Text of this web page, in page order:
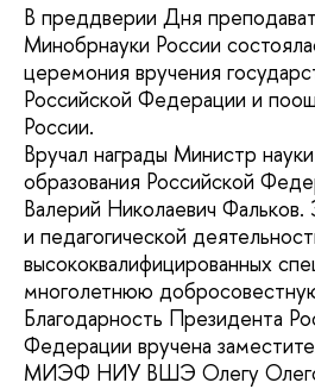
В преддверии Дня
Минобрнауки России
церемония вручения
Российской Федерации и
России.
Вручал награды Министр
образования Российской
Валерий Николаевич Фальков.
и педагогической
высококвалифицированных
многолетнюю
Благодарность Президента
Федерации вручена
МИЭФ НИУ ВШЭ Олегу